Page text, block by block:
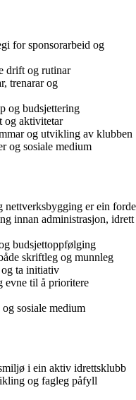
for sponsorarbeid og
drift og rutinar
trenarar og
og budsjettering
og aktivitetar
og utvikling av klubben
og sosiale medium
nettverksbygging er ein
innan administrasjon, idrett
budsjettoppfølging
skriftleg og munnleg
ta initiativ
evne til å prioritere
sosiale medium
i ein aktiv idrettsklubb
og fagleg påfyll